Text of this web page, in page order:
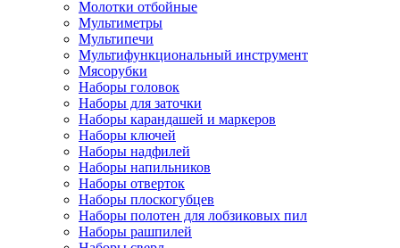
Молотки отбойные
Мультиметры
Мультипечи
Мультифункциональный инструмент
Мясорубки
Наборы головок
Наборы для заточки
Наборы карандашей и маркеров
Наборы ключей
Наборы надфилей
Наборы напильников
Наборы отверток
Наборы плоскогубцев
Наборы полотен для лобзиковых пил
Наборы рашпилей